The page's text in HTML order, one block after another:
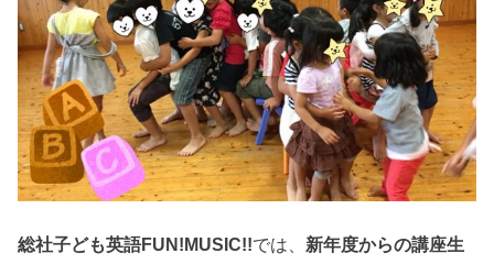
総社子ども英語FUN!MUSIC!!では、 新年度からの講座生